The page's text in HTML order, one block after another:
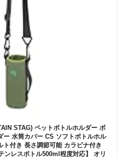
STAG) ペットボトルホルダー ボ
ー 水筒カバー CS ソフトボトルホル
ト付き 長さ調節可能 カラビナ付き
ンレスボトル500ml程度対応】 オリ